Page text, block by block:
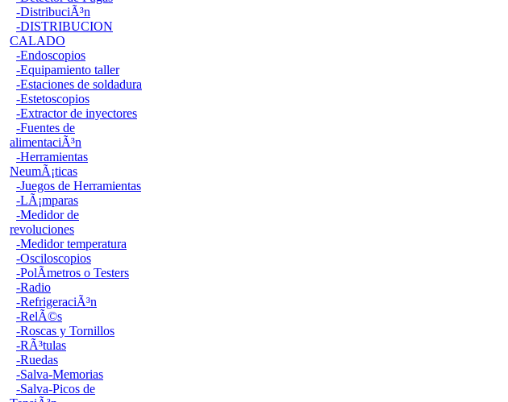
-DistribuciÃ³n
-DISTRIBUCION
CALADO
-Endoscopios
-Equipamiento taller
-Estaciones de soldadura
-Estetoscopios
-Extractor de inyectores
-Fuentes de
alimentaciÃ³n
-Herramientas
NeumÃ¡ticas
-Juegos de Herramientas
-LÃ¡mparas
-Medidor de
revoluciones
-Medidor temperatura
-Osciloscopios
-PolÃ­metros o Testers
-Radio
-RefrigeraciÃ³n
-RelÃ©s
-Roscas y Tornillos
-RÃ³tulas
-Ruedas
-Salva-Memorias
-Salva-Picos de